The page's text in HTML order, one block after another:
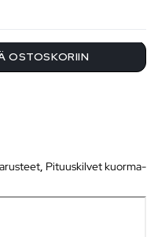
OSTOSKORIIN
, Pituuskilvet kuorma-